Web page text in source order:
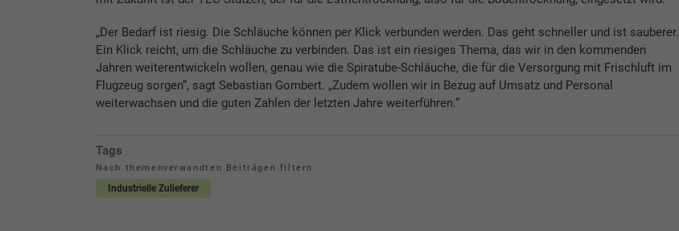
„Der Bedarf ist riesig. Die Schläuche können per Klick verbunden werden. Das geht schneller und ist sauberer.
Ein Klick reicht, um die Schläuche zu verbinden. Das ist ein riesiges Thema, das wir in den kommenden
Jahren weiterentwickeln wollen, genau wie die Spiratube-Schläuche, die für die Versorgung mit Frischluft im
Flugzeug sorgen“, sagt Sebastian Gombert. „Zudem wollen wir in Bezug auf Umsatz und Personal
weiterwachsen und die guten Zahlen der letzten Jahre weiterführen.“
Tags
Nach themenverwandten Beiträgen filtern
Industrielle Zulieferer